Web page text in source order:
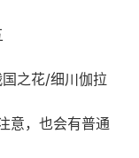
之花/细川伽拉
意，也会有普通